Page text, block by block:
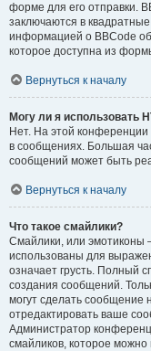
форме для его отправки.
заключаются в
информацией о BBCode
которое доступна из
Вернуться к началу
Могу ли я использовать
Нет. На этой
в сообщениях. Большая
сообщений может быть
Вернуться к началу
Что такое смайлики?
Смайлики, или эмотиконы
использованы для
означает грусть. Полный
создания сообщений.
могут сделать
отредактировать ваше
Администратор
смайликов, которое